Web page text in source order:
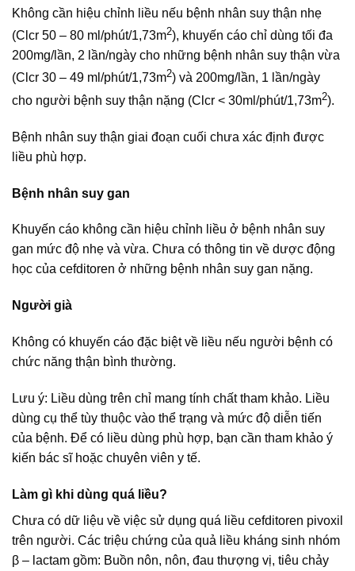
Không cần hiệu chỉnh liều nếu bệnh nhân suy thận nhẹ
(Clcr 50 – 80 ml/phút/1,73m2), khuyến cáo chỉ dùng tối đa
200mg/lần, 2 lần/ngày cho những bệnh nhân suy thận vừa
(Clcr 30 – 49 ml/phút/1,73m2) và 200mg/lần, 1 lần/ngày
cho người bệnh suy thận nặng (Clcr < 30ml/phút/1,73m2).
Bệnh nhân suy thận giai đoạn cuối chưa xác định được
liều phù hợp.
Bệnh nhân suy gan
Khuyến cáo không cần hiệu chỉnh liều ở bệnh nhân suy
gan mức độ nhẹ và vừa. Chưa có thông tin về dược động
học của cefditoren ở những bệnh nhân suy gan nặng.
Người già
Không có khuyến cáo đặc biệt về liều nếu người bệnh có
chức năng thận bình thường.
Lưu ý: Liều dùng trên chỉ mang tính chất tham khảo. Liều
dùng cụ thể tùy thuộc vào thể trạng và mức độ diễn tiến
của bệnh. Để có liều dùng phù hợp, bạn cần tham khảo ý
kiến bác sĩ hoặc chuyên viên y tế.
Làm gì khi dùng quá liều?
Chưa có dữ liệu về việc sử dụng quá liều cefditoren pivoxil
trên người. Các triệu chứng của quả liều kháng sinh nhóm
β – lactam gồm: Buồn nôn, nôn, đau thượng vị, tiêu chảy